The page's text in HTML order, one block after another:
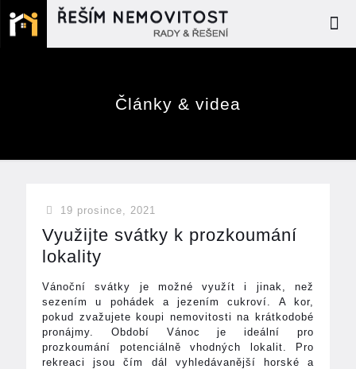
Články & videa
19 prosince, 2021
Využijte svátky k prozkoumání
lokality
Vánoční svátky je možné využít i jinak, než
sezením u pohádek a jezením cukroví. A kor,
pokud zvažujete koupi nemovitosti na krátkodobé
pronájmy. Období Vánoc je ideální pro
prozkoumání potenciálně vhodných lokalit. Pro
rekreaci jsou čím dál vyhledávanější horské a